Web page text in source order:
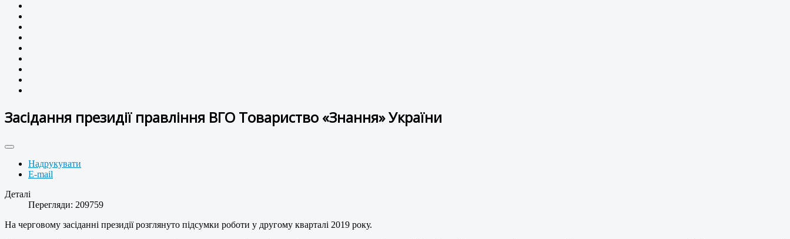
Засідання президії правління ВГО Товариство «Знання» України
Надрукувати
E-mail
Деталі
Перегляди: 209759
На черговому засіданні президії розглянуто підсумки роботи у другому кварталі 2019 року.